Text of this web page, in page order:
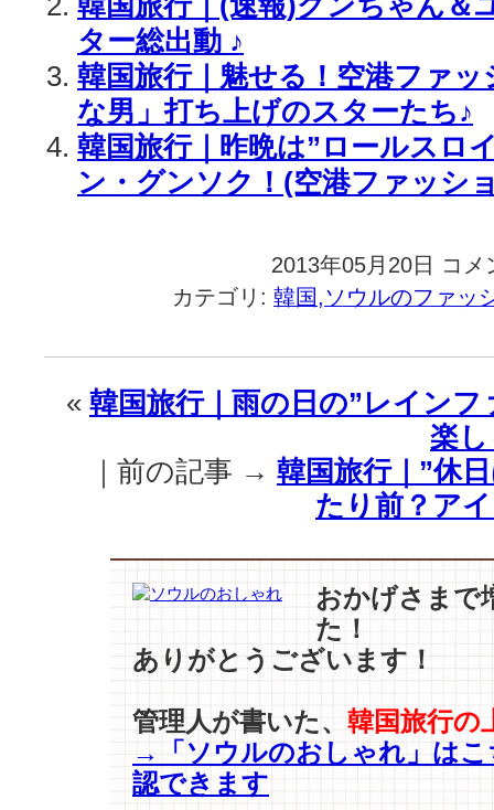
ター総出動 ♪
韓国旅行｜魅せる！空港ファ
な男」打ち上げのスターたち♪
韓国旅行｜昨晩は”ロールスロ
ン・グンソク！(空港ファッシ
2013年05月20日
韓
旅
｜
ら
ら・・・
チ
ャ
ン・
ク
お
揃
い
コメ
カテゴリ: 韓国,ソウルのファッ
« 韓国旅行｜雨の日の”レイン
楽
｜前の記事 → 韓国旅行｜”休
たり前？ア
おかげさまで
た！
ありがとうございます！
管理人が書いた、 韓国旅行の
→「ソウルのおしゃれ」はこ
認できます